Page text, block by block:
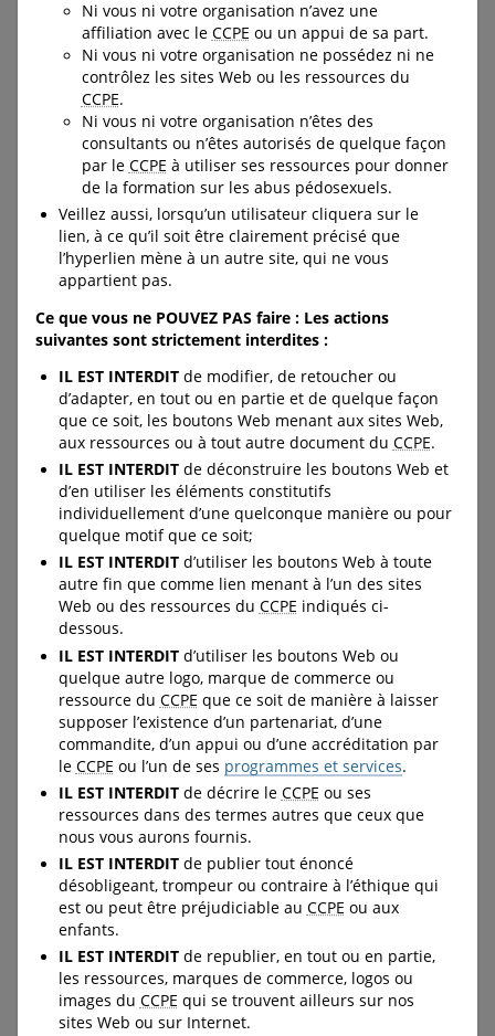
Ressources pour les 4 à
18 ans sur différents aspects
de l’autoprotection, dont les
relations saines et malsaines,
les limites, la sécurité en
ligne, les moyens de se
débrouiller dans des
situations malaisantes ainsi
que les situations où il faut
chercher de l’aide, les façons
de s’y prendre et les portes
où frapper.
https://protegeonsnosenfant
s.ca/ressourcesgratuites
contemporains comme le
leurre informatique, la
sextorsion, les hypertrucages
et la cyberviolence sexuelle.
URL:
https://protegeonsnosenfant
s.ca/fr/commander/produit/
435:fr/
C-LEA-PROGRAM-BANNER
C-DOWNLOAD-BUTTON--
FULL-WIDTH
Les émotions fortes
sont passagères
aux enfants en quoi
consistent le figement, la
fuite et le combat, leur
apprend des techniques
d’autorégulation de base et
ouvre la voie à des
conversations sur les
moyens de gérer les
émotions fortes.
URL:
https://protegeonsnosenfant
s.ca/fr/commander/produit/
301:fr/
C-LEA-PROGRAM-BANNER
C-DOWNLOAD-BUTTON--
FULL-WIDTH
Livres d’histoire et
bandes dessinées en
lecture karaoké
Destinées à des enfants de 5
à 9 ans, ces vidéos traitent
des bons et des mauvais
secrets, de l’instinct (pour
déceler les situations
dangereuses et y réagir) et de
la sécurité en ligne.
https://protegeonsnosenfant
s.ca/fr/commander/produits/
livres-video-a-lire-en-
karaoke/
C-LEA-PROGRAM-BANNER
Ni vous ni votre organisation n’avez une
affiliation avec le CCPE ou un appui de sa part.
Ni vous ni votre organisation ne possédez ni ne
contrôlez les sites Web ou les ressources du
CCPE.
Ni vous ni votre organisation n’êtes des
consultants ou n’êtes autorisés de quelque façon
par le CCPE à utiliser ses ressources pour donner
de la formation sur les abus pédosexuels.
Veillez aussi, lorsqu’un utilisateur cliquera sur le
lien, à ce qu’il soit être clairement précisé que
l’hyperlien mène à un autre site, qui ne vous
appartient pas.
Ce que vous ne POUVEZ PAS faire : Les actions
suivantes sont strictement interdites :
IL EST INTERDITde modifier, de retoucher ou
d’adapter, en tout ou en partie et de quelque façon
que ce soit, les boutons Web menant aux sites Web,
aux ressources ou à tout autre document du CCPE.
IL EST INTERDITde déconstruire les boutons Web et
d’en utiliser les éléments constitutifs
individuellement d’une quelconque manière ou pour
quelque motif que ce soit;
IL EST INTERDITd’utiliser les boutons Web à toute
autre fin que comme lien menant à l’un des sites
Web ou des ressources du CCPE indiqués ci-
dessous.
IL EST INTERDITd’utiliser les boutons Web ou
quelque autre logo, marque de commerce ou
ressource du CCPE que ce soit de manière à laisser
supposer l’existence d’un partenariat, d’une
commandite, d’un appui ou d’une accréditation par
le CCPE ou l’un de ses programmes et services.
IL EST INTERDITde décrire le CCPE ou ses
ressources dans des termes autres que ceux que
nous vous aurons fournis.
IL EST INTERDITde publier tout énoncé
désobligeant, trompeur ou contraire à l’éthique qui
est ou peut être préjudiciable au CCPE ou aux
enfants.
IL EST INTERDITde republier, en tout ou en partie,
les ressources, marques de commerce, logos ou
images du CCPE qui se trouvent ailleurs sur nos
sites Web ou sur Internet.